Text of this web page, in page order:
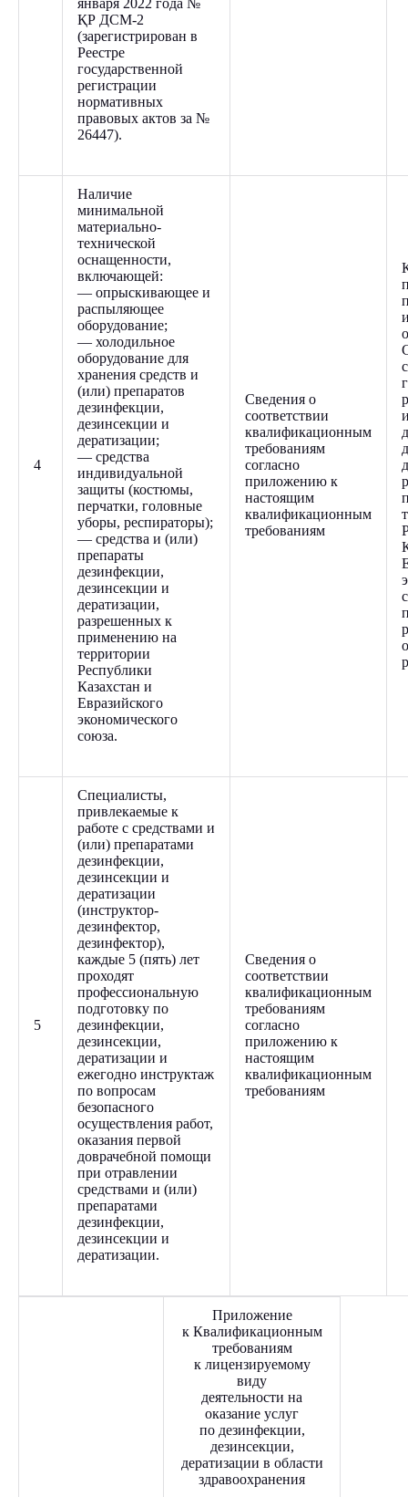
ҚР ДСМ-2
(зарегистрирован в
Реестре
государственной
регистрации
нормативных
правовых актов за №
26447).
4
Наличие
минимальной
материально-
технической
оснащенности,
включающей:
— опрыскивающее и
распыляющее
оборудование;
— холодильное
оборудование для
хранения средств и
(или) препаратов
дезинфекции,
дезинсекции и
дератизации;
— средства
индивидуальной
защиты (костюмы,
перчатки, головные
уборы, респираторы);
— средства и (или)
препараты
дезинфекции,
дезинсекции и
дератизации,
разрешенных к
применению на
территории
Республики
Казахстан и
Евразийского
экономического
союза.
Сведения о
соответствии
квалификационным
требованиям
согласно
приложению к
настоящим
квалификационным
требованиям
5
Специалисты,
привлекаемые к
работе с средствами и
(или) препаратами
дезинфекции,
дезинсекции и
дератизации
(инструктор-
дезинфектор,
дезинфектор),
каждые 5 (пять) лет
проходят
профессиональную
подготовку по
дезинфекции,
дезинсекции,
дератизации и
ежегодно инструктаж
по вопросам
безопасного
осуществления работ,
оказания первой
доврачебной помощи
при отравлении
средствами и (или)
препаратами
дезинфекции,
дезинсекции и
дератизации.
Сведения о
соответствии
квалификационным
требованиям
согласно
приложению к
настоящим
квалификационным
требованиям
Приложение
к Квалификационным
требованиям
к лицензируемому
виду
деятельности на
оказание услуг
по дезинфекции,
дезинсекции,
дератизации в области
здравоохранения